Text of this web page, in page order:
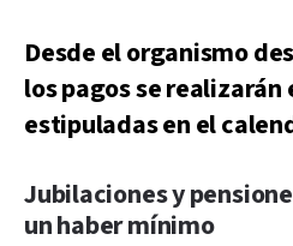
Desde el organismo
los pagos se realizarán
estipuladas en el
Jubilaciones y
un haber mínimo